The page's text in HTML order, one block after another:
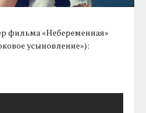
фильма «Небеременная»
усыновление»):